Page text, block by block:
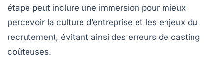
étape peut inclure une immersion pour mieux
percevoir la culture d’entreprise et les enjeux du
recrutement, évitant ainsi des erreurs de casting
coûteuses.